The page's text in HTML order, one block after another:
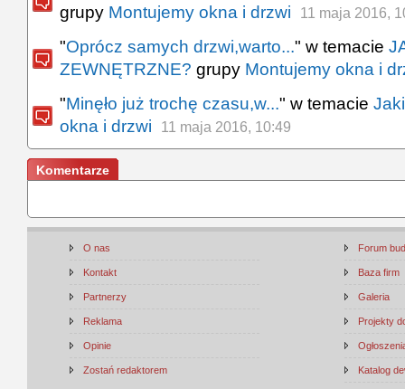
grupy Montujemy okna i drzwi 11 maja 2016,
"Oprócz samych drzwi,warto..." w temacie
ZEWNĘTRZNE? grupy Montujemy okna i
"Minęło już trochę czasu,w..." w temacie
okna i drzwi
11 maja 2016, 10:49
Komentarze
O nas
Kontakt
Partnerzy
Reklama
Opinie
Zostań redaktorem
Forum
Baza firm
Galeria
Projekty
Katalog